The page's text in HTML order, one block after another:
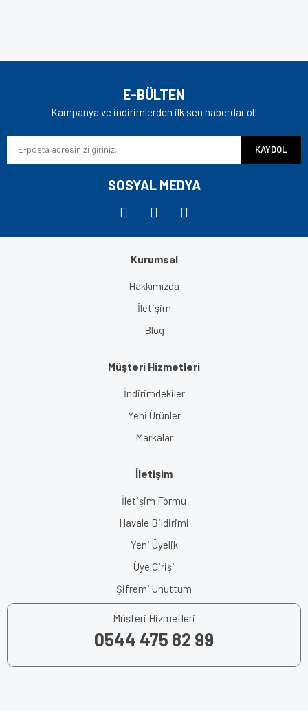
Ürün resmi kalitesiz, bozuk veya görüntülenemiyor.
Ürün açıklamasında eksik bilgiler bulunuyor.
Ürün fiyatı diğer sitelerden daha pahalı.
E-BÜLTEN
Kampanya ve indirimlerden ilk sen haberdar ol!
KAYDOL
SOSYAL MEDYA
Kurumsal
Hakkımızda
İletişim
Blog
Müşteri Hizmetleri
İndirimdekiler
Yeni Ürünler
Markalar
İletişim
İletişim Formu
Havale Bildirimi
Yeni Üyelik
Üye Girişi
Şifremi Unuttum
Müşteri Hizmetleri
0544 475 82 99